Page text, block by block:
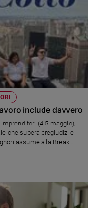
include davvero
(4-5 maggio),
che supera pregiudizi e
assume alla Break
«Non facciamo assistenza: